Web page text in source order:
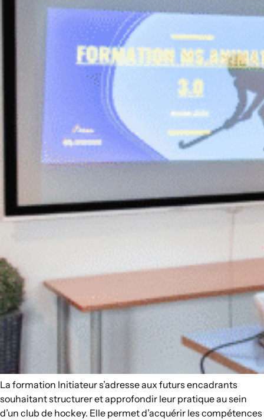
La formation Initiateur s’adresse aux futurs encadrants
souhaitant structurer et approfondir leur pratique au sein
d’un club de hockey. Elle permet d’acquérir les compétences